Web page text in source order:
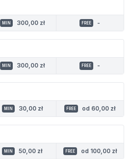
MIN 300,00 zł FREE -
MIN 300,00 zł FREE -
MIN 30,00 zł FREE od 60,00 zł
MIN 50,00 zł FREE od 100,00 zł